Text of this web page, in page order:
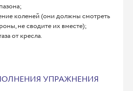
коленей (они должны смотреть
не сводите их вместе);
от кресла.
УПРАЖНЕНИЯ